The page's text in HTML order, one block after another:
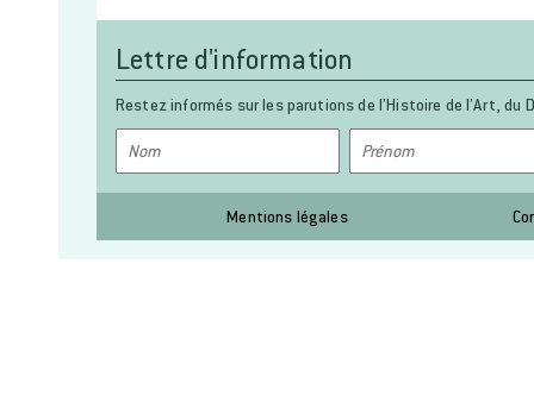
Lettre d'information
Restez informés sur les parutions de l’Histoire de l’Art, du
Mentions légales